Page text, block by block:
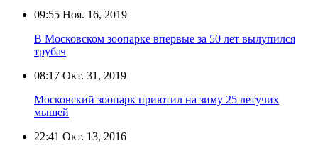
09:55 Ноя. 16, 2019
В Московском зоопарке впервые за 50 лет вылупился
трубач
08:17 Окт. 31, 2019
Московский зоопарк приютил на зиму 25 летучих
мышей
22:41 Окт. 13, 2016